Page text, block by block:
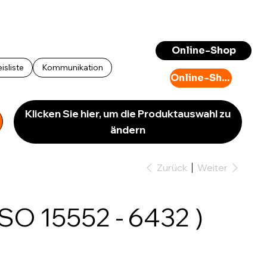
Kommunikation
Online-Shop
Online-Shop
Klicken Sie hier, um die Produktauswahl zu
ändern
Zurück Weiter
15552 - 6432 )